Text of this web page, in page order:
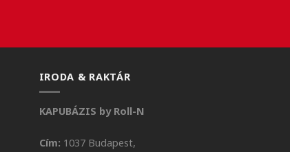
IRODA & RAKTÁR
KAPUBÁZIS by Roll-N
Cím: 1037 Budapest,